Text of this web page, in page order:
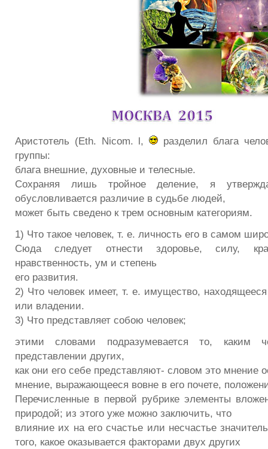
Аристотель (Eth. Nicom. l,
разделил блага
группы:
блага внешние, духовные и телесные.
Сохраняя лишь тройное деление, я
обусловливается различие в судьбе людей,
может быть сведено к трем основным категориям.
1) Что такое человек, т. е. личность его в самом
Сюда следует отнести здоровье, силу,
нравственность, ум и степень
его развития.
2) Что человек имеет, т. е. имущество,
или владении.
3) Что представляет собою человек;
этими словами подразумевается то, каким
представлении других,
как они его себе представляют- словом это мнение
мнение, выражающееся вовне в его почете,
Перечисленные в первой рубрике элементы
природой; из этого уже можно заключить, что
влияние их на его счастье или несчастье
того, какое оказывается факторами двух других